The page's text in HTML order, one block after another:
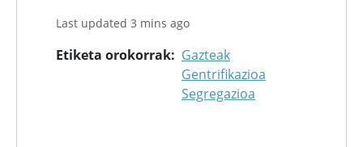
Last updated 3 mins ago
Etiketa orokorrak
Gazteak
Gentrifikazioa
Segregazioa